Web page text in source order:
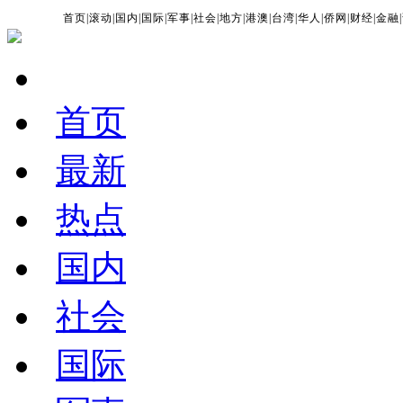
首页 |滚动 国内 国际 |军事 |社会 |地方 |港澳 台湾 |华人 |侨网 财经 |金融 |
首页
最新
热点
国内
社会
国际